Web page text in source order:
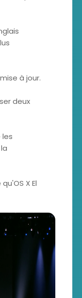
à jour.
deux
les
X El